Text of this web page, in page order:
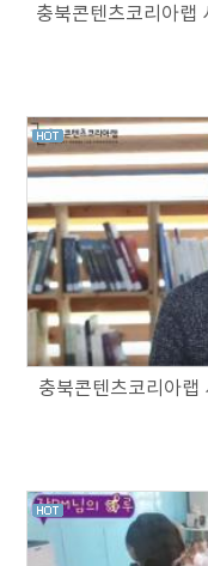
충북콘텐츠코리아랩
충북콘텐츠코리아랩